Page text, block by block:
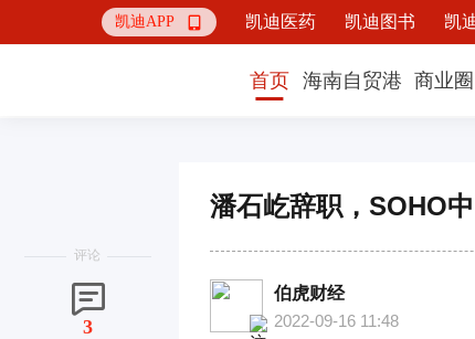
凯迪APP  凯迪医药 凯迪图书 凯
首页 海南自贸港 商业圈
评论

3
潘石屹辞职，SOHO
伯虎财经
2022-09-16 11:48